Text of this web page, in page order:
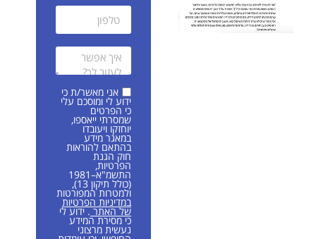
אני מאשר/ת כי
ידוע לי ומוסכם עלי
כי הפרטים
שמסרתי ייאספו,
יוחזקו ויעובדו
במאגר מידע
בהתאם להוראות
חוק הגנת
הפרטיות,
התשמ"א–1981
(כולל תיקון 13),
ולמטרות המפורטות
במדיניות הפרטיות
של האתר. ידוע לי
כי מסירת המידע
נעשית מרצוני